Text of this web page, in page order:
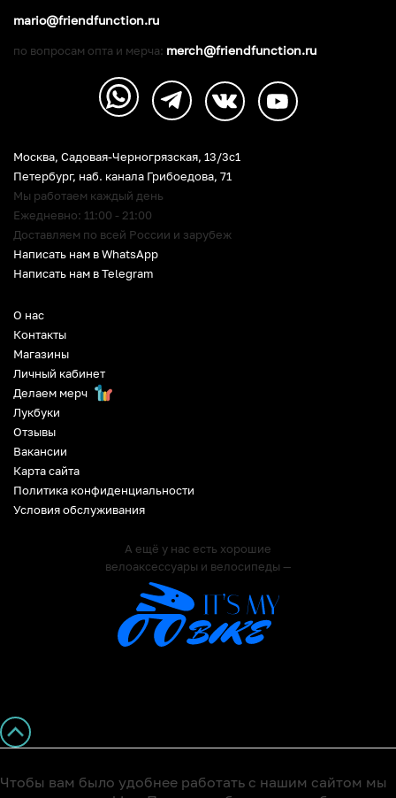
О нас
Контакты
Магазины
Личный кабинет
Делаем мерч
Лукбуки
Отзывы
Вакансии
Карта сайта
Политика конфиденциальности
Условия обслуживания
А ещё у нас есть хорошие
велоаксессуары и велосипеды —
Москва, Садовая-Черногрязская, 13/3c1
Петербург, наб. канала Грибоедова, 71
Мы работаем каждый день
Ежедневно: 11:00 - 21:00
Доставляем по всей России и зарубеж
Написать нам в WhatsApp
Написать нам в Telegram
mario@friendfunction.ru
по вопросам опта и мерча: merch@friendfunction.ru
Чтобы вам было удобнее работать с нашим сайтом мы